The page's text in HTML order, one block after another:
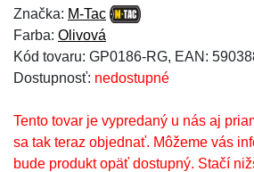
Značka: M-Tac
Farba: Olivová
Kód tovaru: GP0186-RG, EAN:
Dostupnosť: nedostupné
Tento tovar je vypredaný u nás aj
sa tak teraz objednať. Môžeme vás
bude produkt opäť dostupný. Stačí